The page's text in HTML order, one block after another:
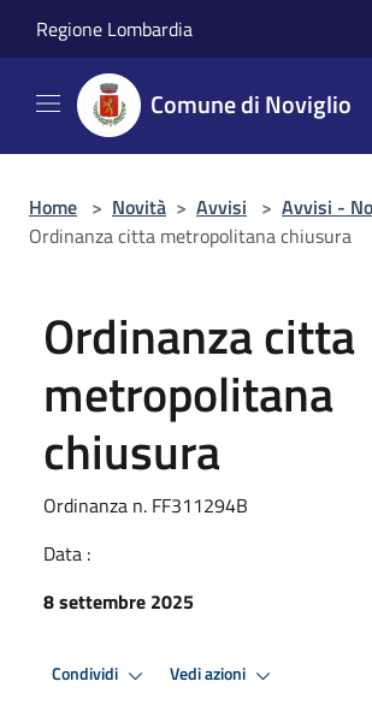
Regione Lombardia
Comune di Noviglio
Home > Novità > Avvisi > Avvisi -
Ordinanza citta metropolitana chiusura
Ordinanza citta
metropolitana
chiusura
Ordinanza n. FF311294B
Data :
8 settembre 2025
Condividi Vedi azioni